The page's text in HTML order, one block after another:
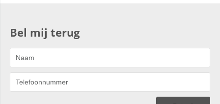
Bel mij terug